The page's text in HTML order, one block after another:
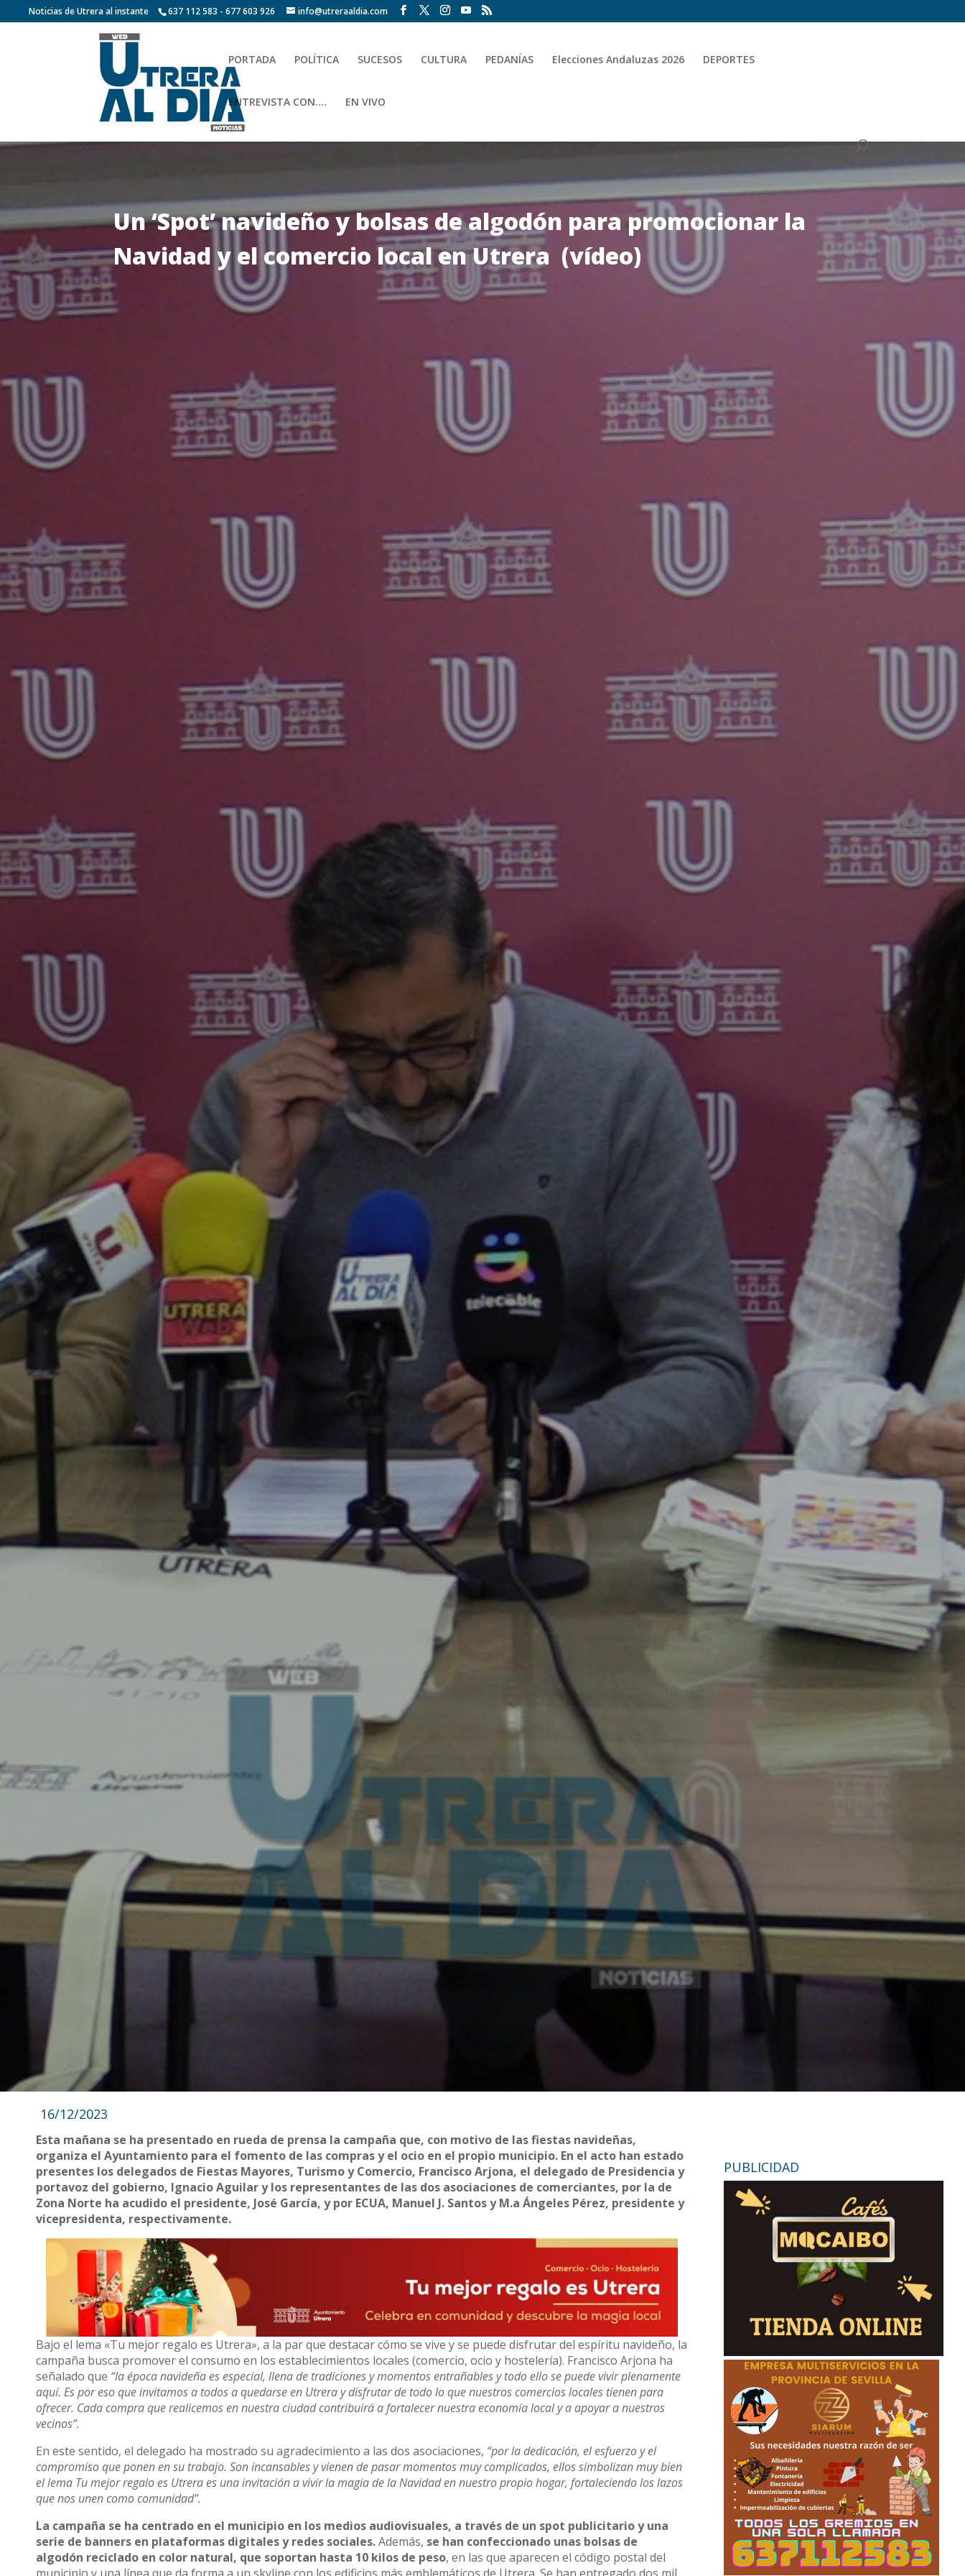
Noticias de Utrera al instante 637 112 583 - 677 603 926 info@utreraaldia.com
PORTADA POLÍTICA SUCESOS CULTURA PEDANÍAS Elecciones Andaluzas 2026 DEPORTES
ENTREVISTA CON…. EN VIVO
Un ‘Spot’ navideño y bolsas de algodón para promocionar la
Navidad y el comercio local en Utrera (vídeo)
16/12/2023
Esta mañana se ha presentado en rueda de prensa la campaña que, con motivo de las fiestas navideñas,
organiza el Ayuntamiento para el fomento de las compras y el ocio en el propio municipio. En el acto han estado
presentes los delegados de Fiestas Mayores, Turismo y Comercio, Francisco Arjona, el delegado de Presidencia y
portavoz del gobierno, Ignacio Aguilar y los representantes de las dos asociaciones de comerciantes, por la de
Zona Norte ha acudido el presidente, José García, y por ECUA, Manuel J. Santos y M.a Ángeles Pérez, presidente y
vicepresidenta, respectivamente.
Bajo el lema «Tu mejor regalo es Utrera», a la par que destacar cómo se vive y se puede disfrutar del espíritu navideño, la
campaña busca promover el consumo en los establecimientos locales (comercio, ocio y hostelería). Francisco Arjona ha
señalado que “la época navideña es especial, llena de tradiciones y momentos entrañables y todo ello se puede vivir plenamente
aquí. Es por eso que invitamos a todos a quedarse en Utrera y disfrutar de todo lo que nuestros comercios locales tienen para
ofrecer. Cada compra que realicemos en nuestra ciudad contribuirá a fortalecer nuestra economía local y a apoyar a nuestros
vecinos”.
En este sentido, el delegado ha mostrado su agradecimiento a las dos asociaciones, “por la dedicación, el esfuerzo y el
compromiso que ponen en su trabajo. Son incansables y vienen de pasar momentos muy complicados, ellos simbolizan muy bien
el lema Tu mejor regalo es Utrera es una invitación a vivir la magia de la Navidad en nuestro propio hogar, fortaleciendo los lazos
que nos unen como comunidad”.
La campaña se ha centrado en el municipio en los medios audiovisuales, a través de un spot publicitario y una
serie de banners en plataformas digitales y redes sociales.Además, se han confeccionado unas bolsas de
algodón reciclado en color natural, que soportan hasta 10 kilos de peso, en las que aparecen el código postal del
municipio y una línea que da forma a un skyline con los edificios más emblemáticos de Utrera. Se han entregado dos mil
PUBLICIDAD